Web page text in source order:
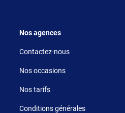
Footer 6
Nos agences
Contactez-nous
Nos occasions
Nos tarifs
Conditions générales